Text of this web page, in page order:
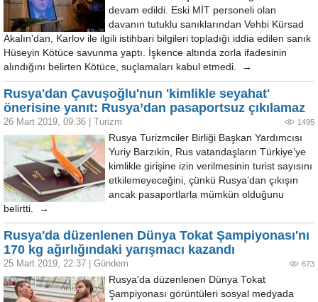
devam edildi. Eski MİT personeli olan
davanın tutuklu sanıklarından Vehbi Kürsad
Akalın'dan, Karlov ile ilgili istihbari bilgileri topladığı iddia edilen sanık
Hüseyin Kötüce savunma yaptı. İşkence altında zorla ifadesinin
alındığını belirten Kötüce, suçlamaları kabul etmedi. →
Rusya'dan Çavuşoğlu'nun 'kimlikle seyahat'
önerisine yanıt: Rusya’dan pasaportsuz çıkılamaz
26 Mart 2019, 09:36 Turizm 1495
Rusya Turizmciler Birliği Başkan Yardımcısı
Yuriy Barzıkin, Rus vatandaşların Türkiye’ye
kimlikle girişine izin verilmesinin turist sayısını
etkilemeyeceğini, çünkü Rusya’dan çıkışın
ancak pasaportlarla mümkün olduğunu
belirtti. →
Rusya'da düzenlenen Dünya Tokat Şampiyonası'nı
170 kg ağırlığındaki yarışmacı kazandı
25 Mart 2019, 22:37 Gündem 673
Rusya'da düzenlenen Dünya Tokat
Şampiyonası görüntüleri sosyal medyada